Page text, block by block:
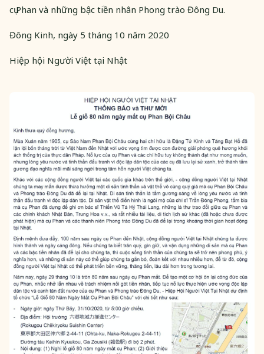
cụ Phan và những bậc tiền nhân Phong trào Đông Du.
​Đông Kinh, ngày 5 tháng 10 năm 2020
Hiệp hội Người Việt tại Nhật